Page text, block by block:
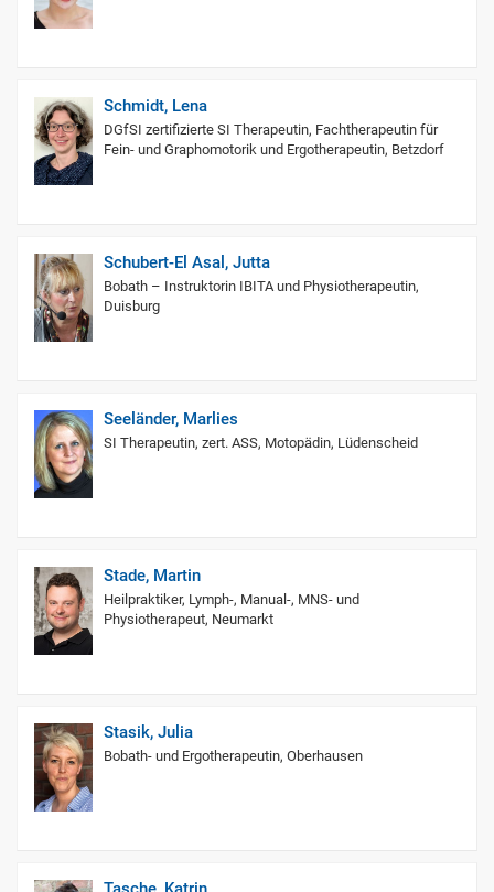
Schmidt, Lena
DGfSI zertifizierte SI Therapeutin, Fachtherapeutin für
Fein- und Graphomotorik und Ergotherapeutin, Betzdorf
Schubert-El Asal, Jutta
Bobath – Instruktorin IBITA und Physiotherapeutin,
Duisburg
Seeländer, Marlies
SI Therapeutin, zert. ASS, Motopädin, Lüdenscheid
Stade, Martin
Heilpraktiker, Lymph-, Manual-, MNS- und
Physiotherapeut, Neumarkt
Stasik, Julia
Bobath- und Ergotherapeutin, Oberhausen